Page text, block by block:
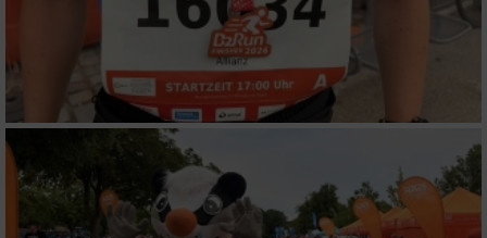
verschiedenen Quellen
Entwicklung und Verbesserung der Angebote
Verwendung reduzierter Daten zur Auswahl
von Inhalten
IAB-Besonderheiten:
Verwendung genauer Standortdaten